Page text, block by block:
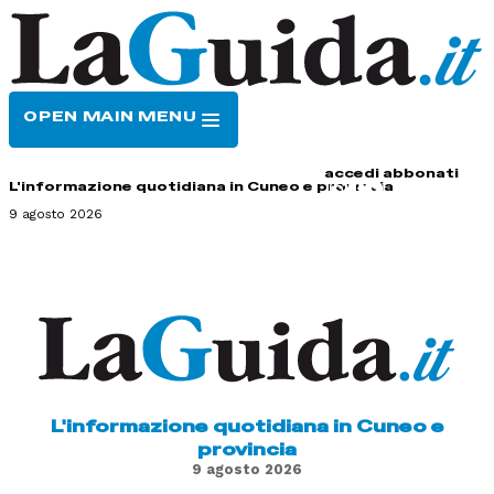
OPEN MAIN MENU
accedi abbonati
L'informazione quotidiana in Cuneo e provincia
9 agosto 2026
L'informazione quotidiana in Cuneo e
provincia
9 agosto 2026